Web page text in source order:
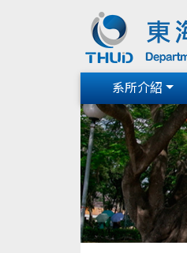
系所介紹